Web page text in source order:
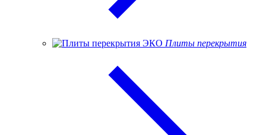
Плиты перекрытия